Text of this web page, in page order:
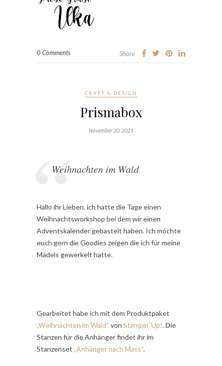
0 Comments Share
CRAFT & DESIGN
Prismabox
November 20, 2021
Weihnachten im Wald
Hallo ihr Lieben, ich hatte die Tage einen
Weihnachtsworkshop bei dem wir einen
Adventskalender gebastelt haben. Ich möchte
euch gern die Goodies zeigen die ich für meine
Mädels gewerkelt hatte.
Gearbeitet habe ich mit dem Produktpaket
„Weihnachten im Wald“ von Stampin’ Up!. Die
Stanzen für die Anhänger findet ihr im
Stanzenset „Anhänger nach Mass“.